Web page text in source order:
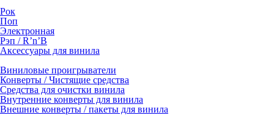
Рок
Поп
Электронная
Рэп / R’n’B
Аксессуары для винила
Виниловые проигрыватели
Конверты / Чистящие средства
Средства для очистки винила
Внутренние конверты для винила
Внешние конверты / пакеты для винила